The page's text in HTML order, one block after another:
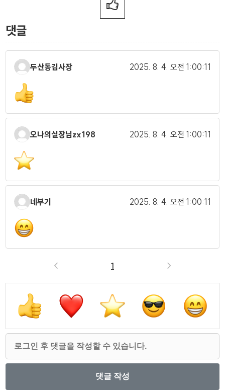
댓글
두산동김사장 2025. 8. 4. 오전 1:00:11
오나의실장님zx198 2025. 8. 4. 오전 1:00:11
네부기 2025. 8. 4. 오전 1:00:11
< 1 >